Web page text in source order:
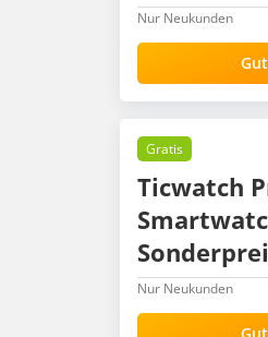
Nur Neukunden
Gratis
Ticwatch
Nur Neukunden